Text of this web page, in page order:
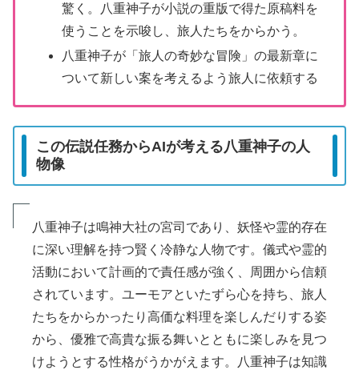
驚く。八重神子が小説の重版で得た原稿料を
使うことを示唆し、旅人たちをからかう。
八重神子が「旅人の奇妙な冒険」の最新章に
ついて新しい案を考えるよう旅人に依頼する
この伝説任務からAIが考える八重神子の人
物像
八重神子は鳴神大社の宮司であり、妖怪や霊的存在
に深い理解を持つ賢く冷静な人物です。儀式や霊的
活動において計画的で責任感が強く、周囲から信頼
されています。ユーモアといたずら心を持ち、旅人
たちをからかったり高価な料理を楽しんだりする姿
から、優雅で高貴な振る舞いとともに楽しみを見つ
けようとする性格がうかがえます。八重神子は知識